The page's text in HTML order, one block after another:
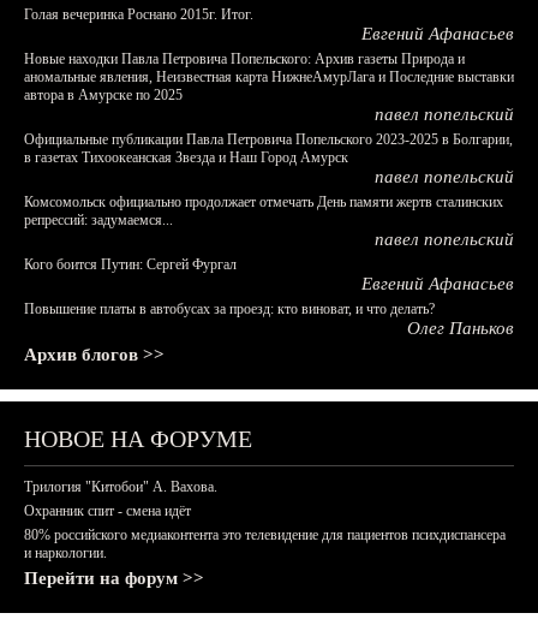
Голая вечеринка Роснано 2015г. Итог.
Евгений Афанасьев
Новые находки Павла Петровича Попельского: Архив газеты Природа и
аномальные явления, Неизвестная карта НижнеАмурЛага и Последние выставки
автора в Амурске по 2025
павел попельский
Официальные публикации Павла Петровича Попельского 2023-2025 в Болгарии,
в газетах Тихоокеанская Звезда и Наш Город Амурск
павел попельский
Комсомольск официально продолжает отмечать День памяти жертв сталинских
репрессий: задумаемся...
павел попельский
Кого боится Путин: Сергей Фургал
Евгений Афанасьев
Повышение платы в автобусах за проезд: кто виноват, и что делать?
Олег Паньков
Архив блогов >>
НОВОЕ НА ФОРУМЕ
Трилогия "Китобои" А. Вахова.
Охранник спит - смена идёт
80% российского медиаконтента это телевидение для пациентов психдиспансера
и наркологии.
Перейти на форум >>